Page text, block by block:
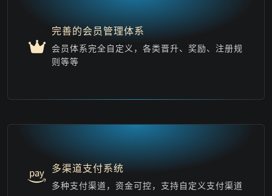
完善的会员管理体系
会员体系完全自定义，各类晋升、奖励、注册规
则等等
多渠道支付系统
多种支付渠道，资金可控，支持自定义支付渠道